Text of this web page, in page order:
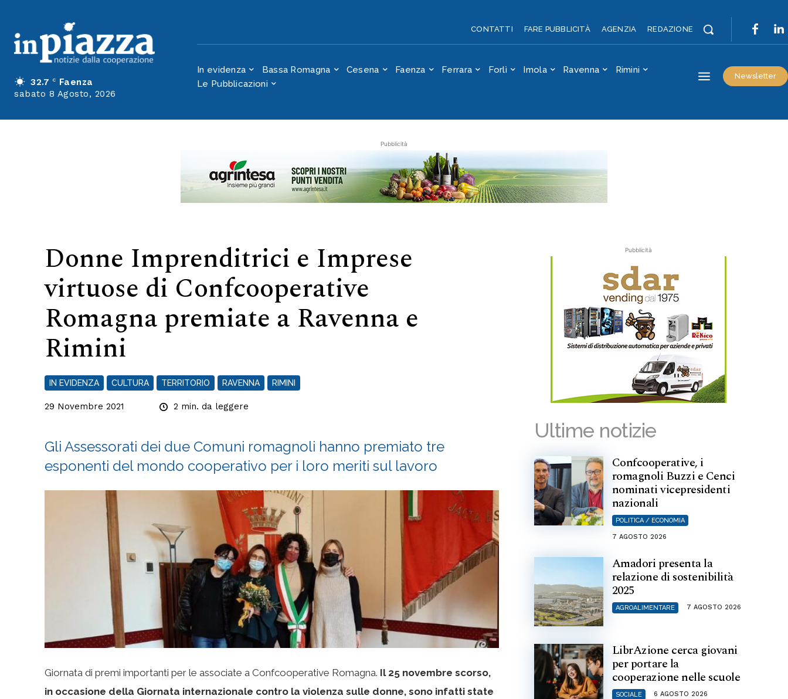
32.7 C
Faenza
sabato 8 Agosto, 2026
CONTATTI FARE PUBBLICITÀ AGENZIA REDAZIONE
In evidenza Bassa Romagna Cesena Faenza Ferrara Forlì Imola Ravenna
Rimini
Le Pubblicazioni
Newsletter
Rimini
Pubblicità
Donne Imprenditrici e Imprese
virtuose di Confcooperative
Romagna premiate a Ravenna e
Rimini
IN EVIDENZA CULTURA TERRITORIO RAVENNA RIMINI
29 Novembre 2021 2 min. da leggere
Gli Assessorati dei due Comuni romagnoli hanno premiato tre
esponenti del mondo cooperativo per i loro meriti sul lavoro
Giornata di premi importanti per le associate a Confcooperative Romagna. Il 25 novembre scorso,
in occasione della Giornata internazionale contro la violenza sulle donne, sono infatti state
Pubblicità
Ultime notizie
Confcooperative, i
romagnoli Buzzi e Cenci
nominati vicepresidenti
nazionali
POLITICA / ECONOMIA
7 AGOSTO 2026
Amadori presenta la
relazione di sostenibilità
2025
AGROALIMENTARE 7 AGOSTO 2026
LibrAzione cerca giovani
per portare la
cooperazione nelle scuole
SOCIALE 6 AGOSTO 2026